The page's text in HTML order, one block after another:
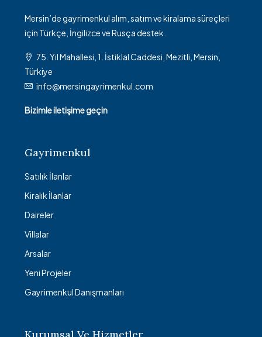
Mersin’de gayrimenkul alım, satım ve kiralama süreçleri
için Türkçe, İngilizce ve Rusça destek.
75. Yıl Mahallesi, 1. İstiklal Caddesi, Mezitli, Mersin,
Türkiye
info@mersingayrimenkul.com
Bizimle iletişime geçin
Gayrimenkul
Satılık İlanlar
Kiralık İlanlar
Daireler
Villalar
Arsalar
Yeni Projeler
Gayrimenkul Danışmanları